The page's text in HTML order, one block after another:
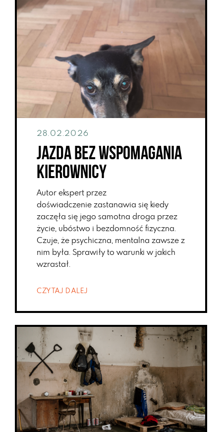
28.02.2026
Jazda bez wspomagania
kierownicy
Autor ekspert przez
doświadczenie zastanawia się kiedy
zaczęła się jego samotna droga przez
życie, ubóstwo i bezdomność fizyczna.
Czuje, że psychiczna, mentalna zawsze z
nim była. Sprawiły to warunki w jakich
wzrastał.
CZYTAJ DALEJ